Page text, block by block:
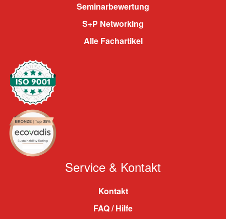
Seminarbewertung
S+P Networking
Alle Fachartikel
Service & Kontakt
Kontakt
FAQ / Hilfe